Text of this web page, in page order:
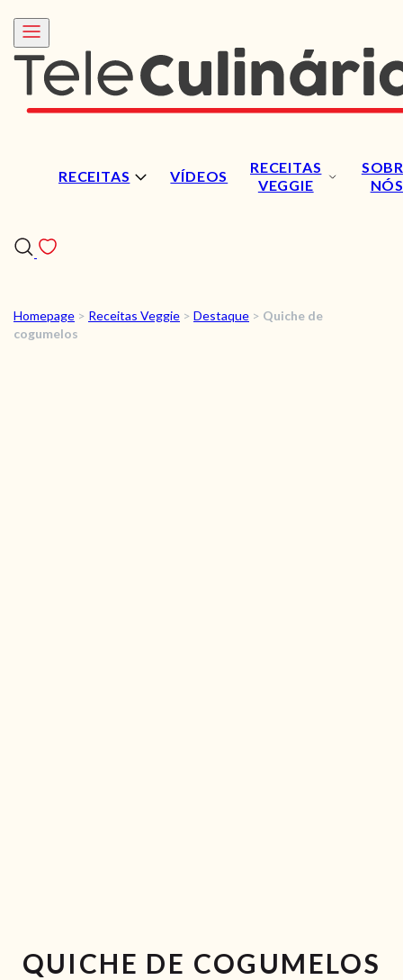
RECEITAS VÍDEOS
RECEITAS
VEGGIE
NÓS
RECEITAS
Homepage > Receitas Veggie > Destaque > Quiche de
cogumelos
QUICHE DE COGUMELOS